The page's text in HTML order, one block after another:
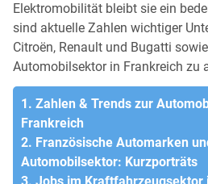
Elektromobilität bleibt sie ein
sind aktuelle Zahlen wichtiger
Citroën, Renault und Bugatti
Automobilsektor in Frankreich zu
1. Zahlen & Trends zur
Frankreich
2. Französische Automarken
Automobilsektor: Kurzporträts
3. Jobs im Kraftfahrzeugsektor